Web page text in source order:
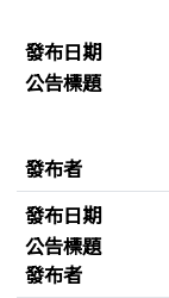
新聞列表
發布日期
公告標題
發布者
發布日期
公告標題
發布者